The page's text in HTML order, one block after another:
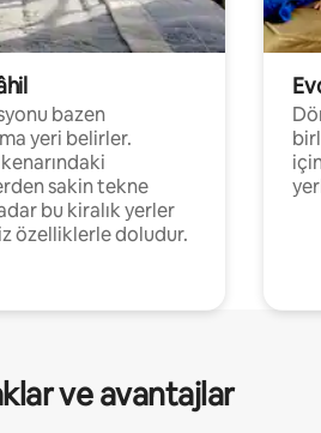
bazen
yeri belirler.
sakin tekne
bu kiralık yerler
özelliklerle doludur.
ve avantajlar